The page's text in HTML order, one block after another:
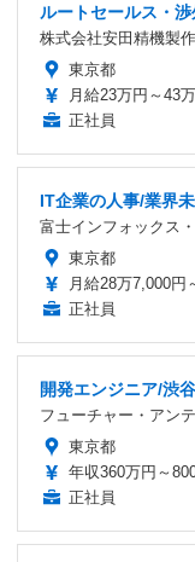
ルートセールス・
株式会社安田精機製
東京都
月給23万円～43
正社員
IT企業の人事/業界
富士インフォックス
東京都
月給28万7,000円
正社員
開発エンジニア/渋
フューチャー・アン
東京都
年収360万円～
正社員